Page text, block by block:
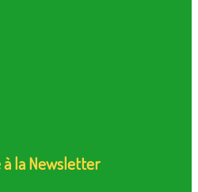
à la Newsletter